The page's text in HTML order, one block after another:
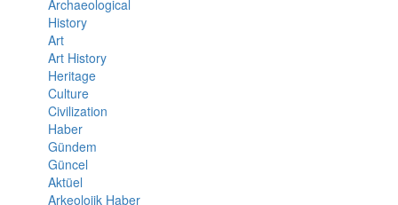
Archaeological
History
Art
Art History
Heritage
Culture
Civilization
Haber
Gündem
Güncel
Aktüel
Arkeolojik Haber